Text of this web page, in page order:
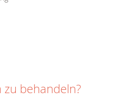
zu behandeln?